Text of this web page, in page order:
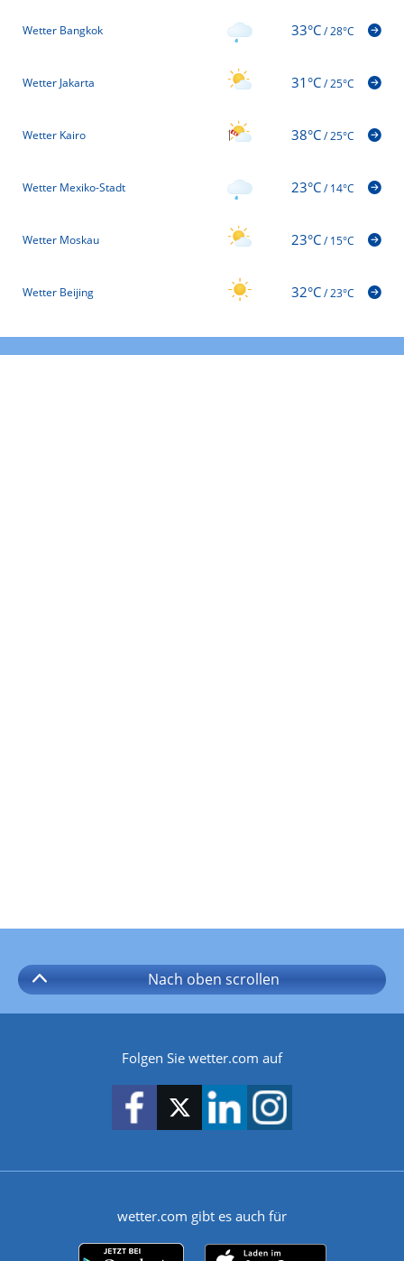
Wetter Bangkok 33°C/28°C
Wetter Jakarta 31°C/25°C
Wetter Kairo 38°C/25°C
Wetter Mexiko-Stadt 23°C/14°C
Wetter Moskau 23°C/15°C
Wetter Beijing 32°C/23°C
Nach oben scrollen
Folgen Sie wetter.com auf
wetter.com gibt es auch für